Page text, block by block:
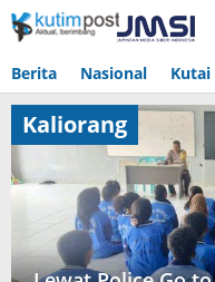
Lewati
ke
Berita Nasional
Kaliorang